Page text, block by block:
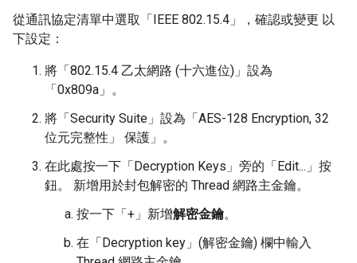
從通訊協定清單中選取「IEEE 802.15.4」
，確認或變更 以
下設定：
將「802.15.4 乙太網路 (十六進位)」 設為
「0x809a」。
將「Security Suite」 設為「AES-128 Encryption, 32
位元完整性」 保護」。
在此處按一下「Decryption Keys」 旁的「Edit...」 按
鈕。 新增用於封包解密的 Thread 網路主金鑰。
按一下「+」 新增解密金鑰。
在「Decryption key」(解密金鑰) 欄中輸入